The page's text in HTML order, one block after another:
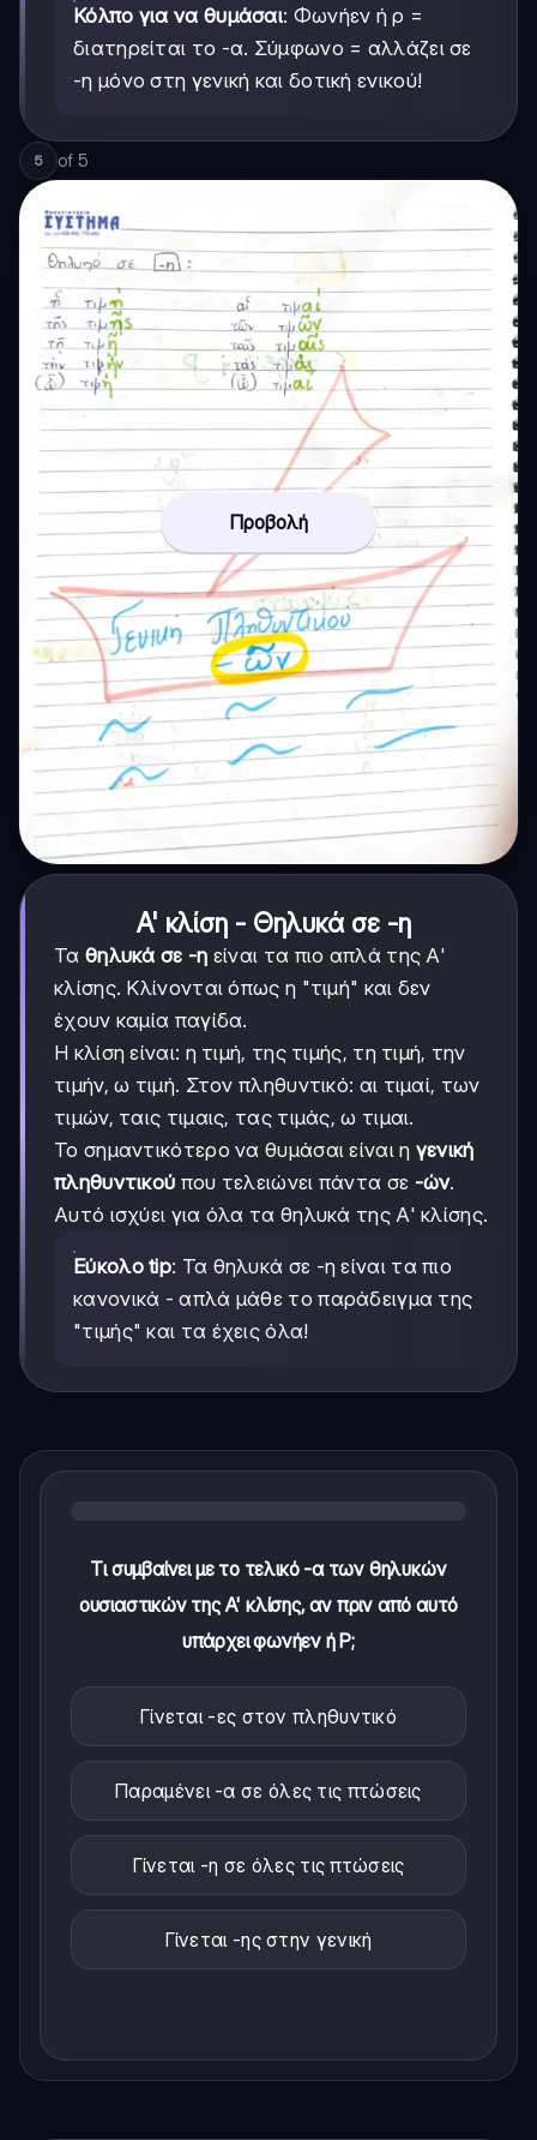
Κόλπο για να θυμάσαι: Φωνήεν ή ρ =
διατηρείται το -α. Σύμφωνο = αλλάζει σε
-η μόνο στη γενική και δοτική ενικού!
5 of 5
Προβολή
Α' κλίση - Θηλυκά σε -η
Τα θηλυκά σε -η είναι τα πιο απλά της Α'
κλίσης. Κλίνονται όπως η "τιμή" και δεν
έχουν καμία παγίδα.
Η κλίση είναι: η τιμή, της τιμής, τη τιμή, την
τιμήν, ω τιμή. Στον πληθυντικό: αι τιμαί, των
τιμών, ταις τιμαις, τας τιμάς, ω τιμαι.
Το σημαντικότερο να θυμάσαι είναι η γενική
πληθυντικού που τελειώνει πάντα σε -ών.
Αυτό ισχύει για όλα τα θηλυκά της Α' κλίσης.
Εύκολο tip: Τα θηλυκά σε -η είναι τα πιο
κανονικά - απλά μάθε το παράδειγμα της
"τιμής" και τα έχεις όλα!
Τι συμβαίνει με το τελικό -α των θηλυκών
ουσιαστικών της Α' κλίσης, αν πριν από αυτό
υπάρχει φωνήεν ή Ρ;
Γίνεται -ες στον πληθυντικό
Παραμένει -α σε όλες τις πτώσεις
Γίνεται -η σε όλες τις πτώσεις
Γίνεται -ης στην γενική